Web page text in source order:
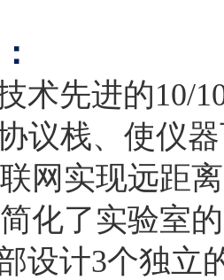
术先进的10/
议栈、使仪
网实现远距
化了实验室
设计3个独立